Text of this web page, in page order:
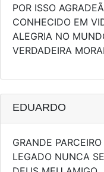
POR ISSO
CONHECIDO EM
ALEGRIA NO
VERDADEIRA
EDUARDO
GRANDE
LEGADO NUNCA